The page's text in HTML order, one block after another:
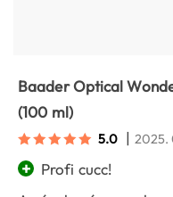
Baader Optical
(100 ml)
5.0 | 2025.
+
Profi cucc!